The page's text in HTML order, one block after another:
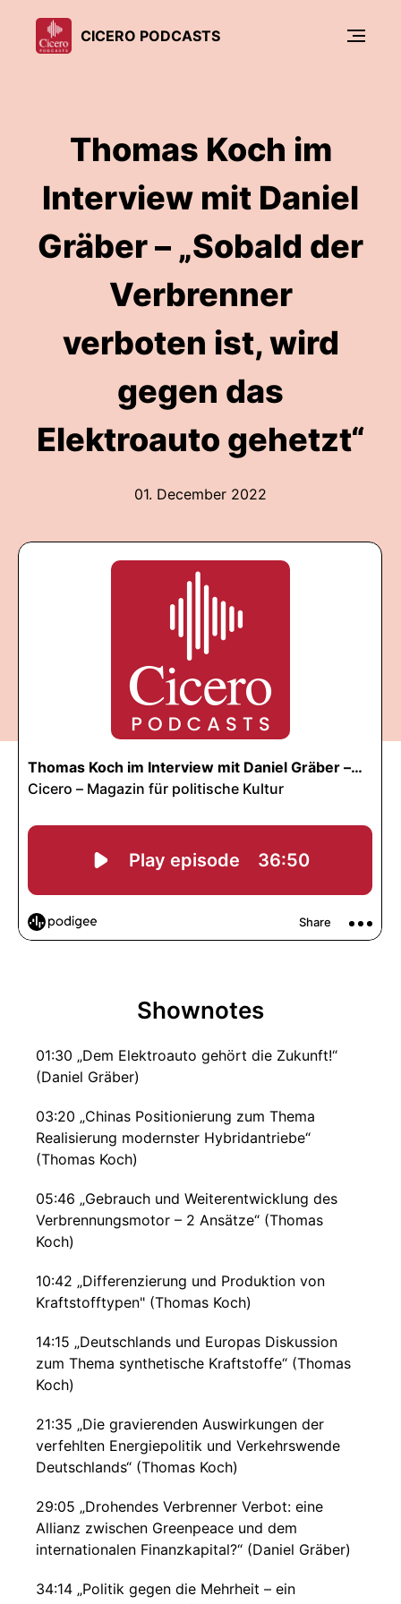
CICERO PODCASTS
Thomas Koch im
Interview mit Daniel
Gräber – „Sobald der
Verbrenner
verboten ist, wird
gegen das
Elektroauto gehetzt“
01. December 2022
Shownotes
01:30 „Dem Elektroauto gehört die Zukunft!“
(Daniel Gräber)
03:20 „Chinas Positionierung zum Thema
Realisierung modernster Hybridantriebe“
(Thomas Koch)
05:46 „Gebrauch und Weiterentwicklung des
Verbrennungsmotor – 2 Ansätze“ (Thomas
Koch)
10:42 „Differenzierung und Produktion von
Kraftstofftypen" (Thomas Koch)
14:15 „Deutschlands und Europas Diskussion
zum Thema synthetische Kraftstoffe“ (Thomas
Koch)
21:35 „Die gravierenden Auswirkungen der
verfehlten Energiepolitik und Verkehrswende
Deutschlands“ (Thomas Koch)
29:05 „Drohendes Verbrenner Verbot: eine
Allianz zwischen Greenpeace und dem
internationalen Finanzkapital?“ (Daniel Gräber)
34:14 „Politik gegen die Mehrheit – ein